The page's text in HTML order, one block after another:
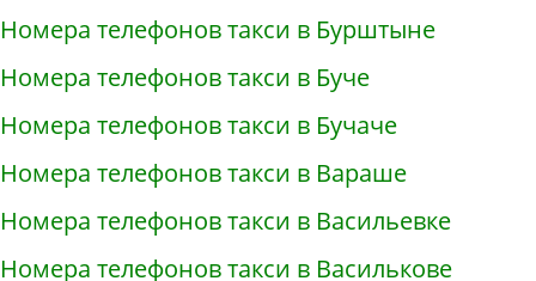
Номера телефонов такси в Бурштыне
Номера телефонов такси в Буче
Номера телефонов такси в Бучаче
Номера телефонов такси в Вараше
Номера телефонов такси в Васильевке
Номера телефонов такси в Василькове